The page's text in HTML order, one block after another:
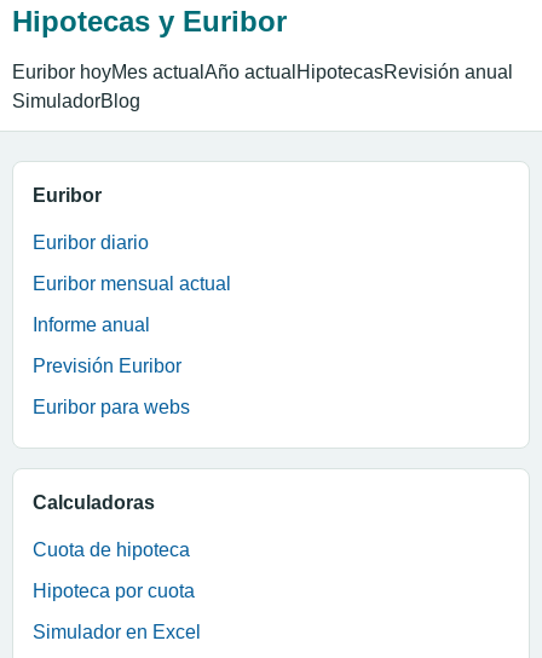
Hipotecas y Euribor
Euribor hoyMes actual Año actual HipotecasRevisión anual
SimuladorBlog
Euribor
Euribor diario
Euribor mensual actual
Informe anual
Previsión Euribor
Euribor para webs
Calculadoras
Cuota de hipoteca
Hipoteca por cuota
Simulador en Excel